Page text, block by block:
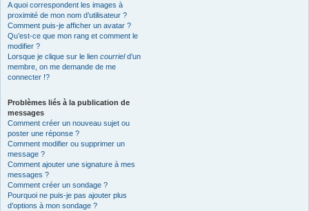
A quoi correspondent les images à
proximité de mon nom d’utilisateur ?
Comment puis-je afficher un avatar ?
Qu’est-ce que mon rang et comment le
modifier ?
Lorsque je clique sur le lien courrield’un
membre, on me demande de me
connecter !?
Problèmes liés à la publication de
messages
Comment créer un nouveau sujet ou
poster une réponse ?
Comment modifier ou supprimer un
message ?
Comment ajouter une signature à mes
messages ?
Comment créer un sondage ?
Pourquoi ne puis-je pas ajouter plus
d’options à mon sondage ?